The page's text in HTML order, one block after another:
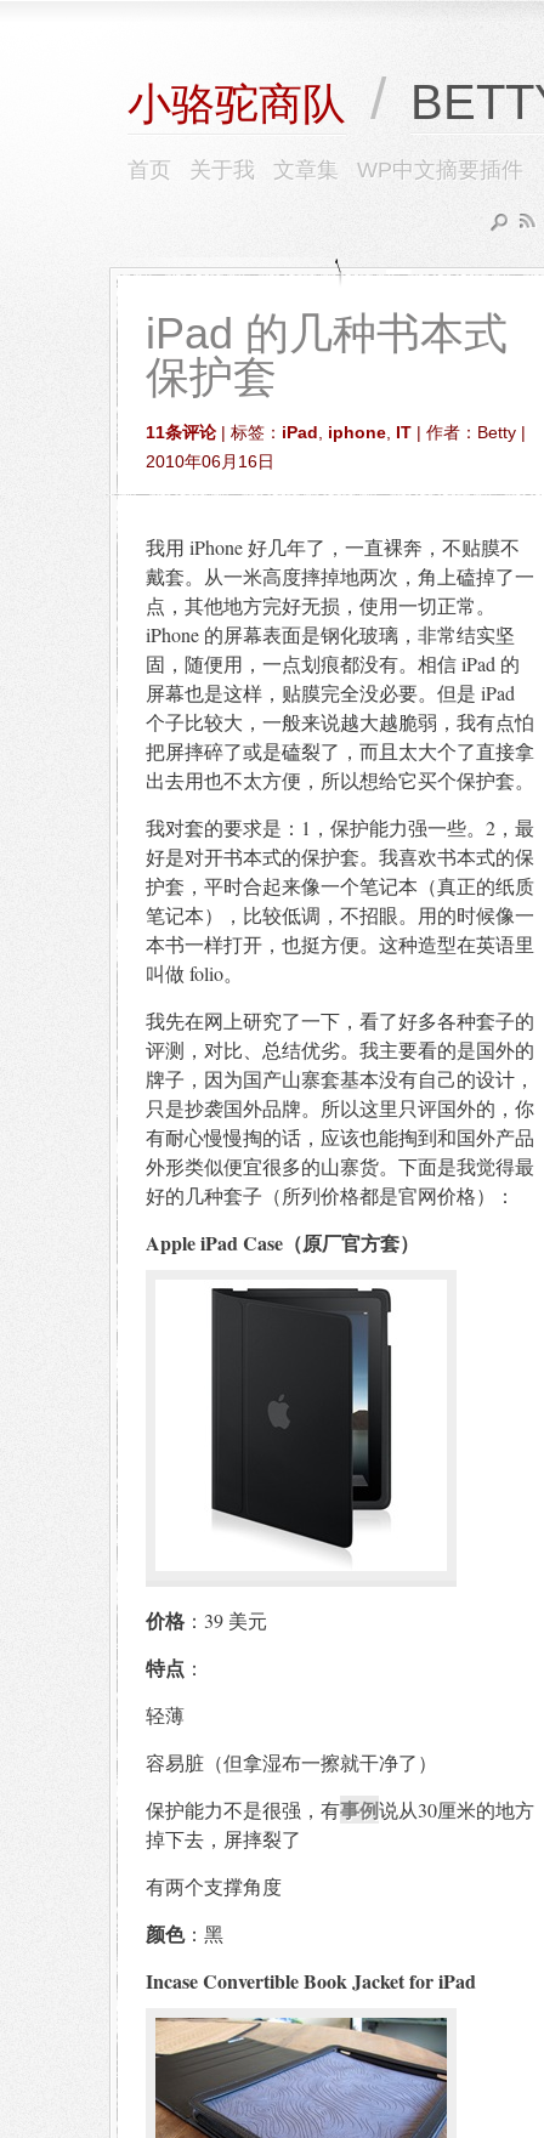
小骆驼商队 /
首页 关于我 文章集 WP中文摘要插件
iPad 的几种书本式
保护套
11条评论 | 标签： iPad iphone IT | 作者：Betty |
2010年06月16日
我用 iPhone 好几年了，一直裸奔，不贴膜不
戴套。从一米高度摔掉地两次，角上磕掉了一
点，其他地方完好无损，使用一切正常。
iPhone 的屏幕表面是钢化玻璃，非常结实坚
固，随便用，一点划痕都没有。相信 iPad 的
屏幕也是这样，贴膜完全没必要。但是 iPad
个子比较大，一般来说越大越脆弱，我有点怕
把屏摔碎了或是磕裂了，而且太大个了直接拿
出去用也不太方便，所以想给它买个保护套。
我对套的要求是：1，保护能力强一些。2，最
好是对开书本式的保护套。我喜欢书本式的保
护套，平时合起来像一个笔记本（真正的纸质
笔记本），比较低调，不招眼。用的时候像一
本书一样打开，也挺方便。这种造型在英语里
叫做 folio。
我先在网上研究了一下，看了好多各种套子的
评测，对比、总结优劣。我主要看的是国外的
牌子，因为国产山寨套基本没有自己的设计，
只是抄袭国外品牌。所以这里只评国外的，你
有耐心慢慢掏的话，应该也能掏到和国外产品
外形类似便宜很多的山寨货。下面是我觉得最
好的几种套子（所列价格都是官网价格）：
Apple iPad Case（原厂官方套）
价格 ：39 美元
特点 ：
轻薄
容易脏（但拿湿布一擦就干净了）
保护能力不是很强，有事例说从30厘米的地方
掉下去，屏摔裂了
有两个支撑角度
颜色：黑
Incase Convertible Book Jacket for iPad